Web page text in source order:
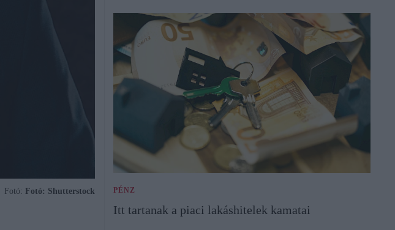
Fotó: Fotó: Shutterstock PÉNZ
Itt tartanak a piaci lakáshitelek kamatai